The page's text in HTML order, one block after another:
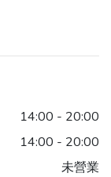
14:00 - 20:00
14:00 - 20:00
未營業